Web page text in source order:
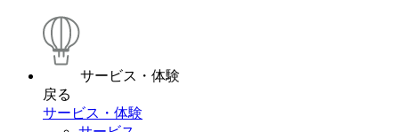
サービス・体験
戻る
サービス・体験